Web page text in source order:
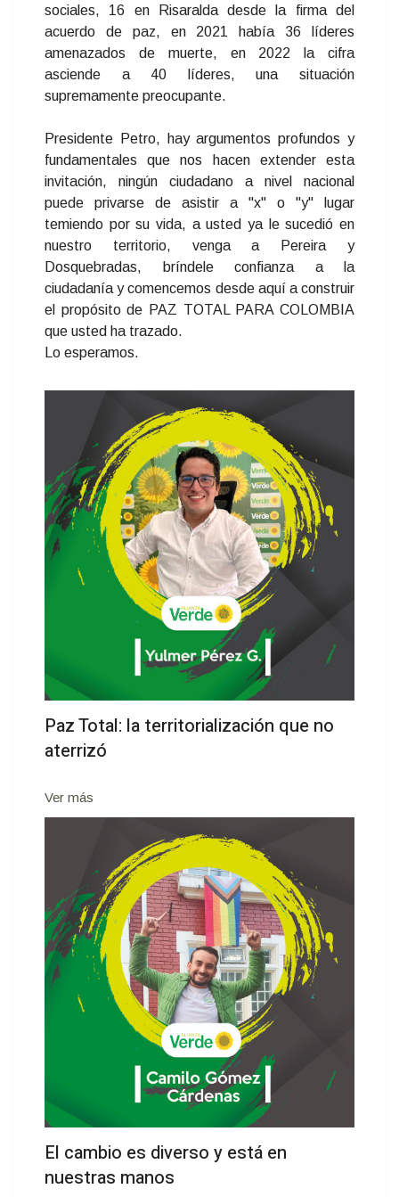
sociales, 16 en Risaralda desde la firma del
acuerdo de paz, en 2021 había 36 líderes
amenazados de muerte, en 2022 la cifra
asciende a 40 líderes, una situación
supremamente preocupante.
Presidente Petro, hay argumentos profundos y
fundamentales que nos hacen extender esta
invitación, ningún ciudadano a nivel nacional
puede privarse de asistir a "x" o "y" lugar
temiendo por su vida, a usted ya le sucedió en
nuestro territorio, venga a Pereira y
Dosquebradas, bríndele confianza a la
ciudadanía y comencemos desde aquí a construir
el propósito de PAZ TOTAL PARA COLOMBIA
que usted ha trazado.
Lo esperamos.
Paz Total: la territorialización que no
aterrizó
Ver más
El cambio es diverso y está en
nuestras manos